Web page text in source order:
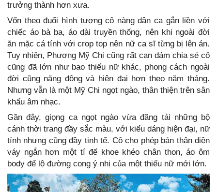
trưởng thành hơn xưa.
Vốn theo đuổi hình tượng cô nàng dân ca gắn liền với
chiếc áo bà ba, áo dài truyền thống, nên khi ngoài đời
ăn mặc cá tính với crop top nên nữ ca sĩ từng bị lên án.
Tuy nhiên, Phương Mỹ Chi cũng rất can đảm chia sẻ cô
cũng đã lớn như bao thiếu nữ khác, phong cách ngoài
đời cũng năng động và hiện đại hơn theo năm tháng.
Nhưng vẫn là một Mỹ Chi ngọt ngào, thân thiện trên sân
khấu âm nhạc.
Gần đây, giọng ca ngọt ngào vừa đăng tải những bộ
cánh thời trang đầy sắc màu, với kiểu dáng hiện đại, nữ
tính nhưng cũng đầy tinh tế. Cô cho phép bản thân diện
váy ngắn hơn một tí để khoe khéo chân thon, áo ôm
body để lộ đường cong ý nhị của một thiếu nữ mới lớn.